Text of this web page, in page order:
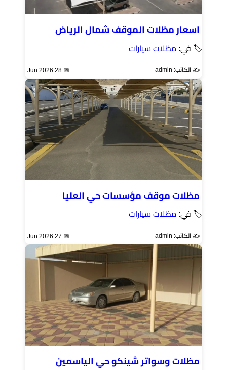
اسعار مظلات الموقف شمال الرياض
🏷 في: مظلات سيارات
✍️ الكاتب: admin 📅 28 Jun 2026
مظلات موقف مؤسسات حي العليا
🏷 في: مظلات سيارات
✍️ الكاتب: admin 📅 27 Jun 2026
مظلات وسواتر شينكو حي الياسمين